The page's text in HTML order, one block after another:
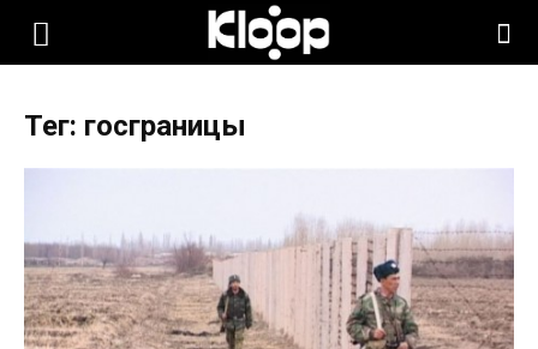
KLOOP.KG
Новости
Кыргызстана
Тег: госграницы